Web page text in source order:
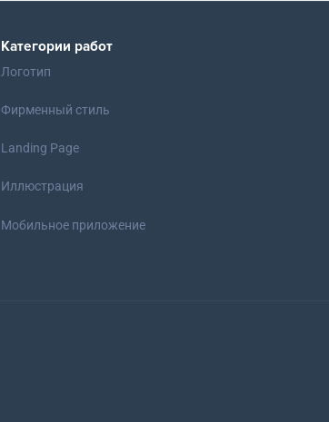
Категории работ
Логотип
Фирменный стиль
Landing Page
Иллюстрация
Мобильное приложение